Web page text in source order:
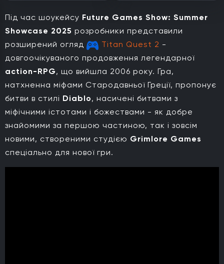
Під час шоукейсу Future Games Show: Summer
Showcase 2025 розробники представили
розширений огляд
Titan Quest 2 -
довгоочікуваного продовження легендарної
action-RPG, що вийшла 2006 року. Гра,
натхненна міфами Стародавньої Греції, пропонує
битви в стилі Diablo, насичені битвами з
міфічними істотами і божествами - як добре
знайомими за першою частиною, так і зовсім
новими, створеними студією Grimlore Games
спеціально для нової гри.